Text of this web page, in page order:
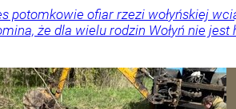
potomkowie ofiar rzezi wołyńskiej
że dla wielu rodzin Wołyń nie